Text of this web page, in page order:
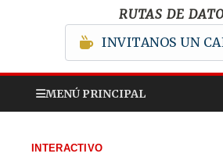
RUTAS DE
INVITANOS UN
MENÚ PRINCIPAL
INTERACTIVO